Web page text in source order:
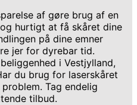
af gøre brug af en
hurtigt at få skåret dine
på dine emner
jer for dyrebar tid.
i Vestjylland,
du brug for laserskåret
Tag endelig
tilbud.